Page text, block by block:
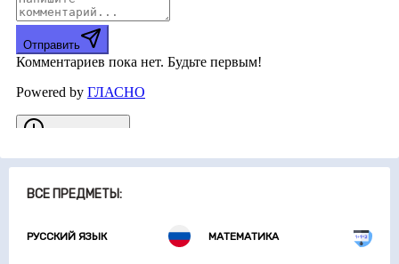
ВСЕ ПРЕДМЕТЫ:
РУССКИЙ ЯЗЫК МАТЕМАТИКА